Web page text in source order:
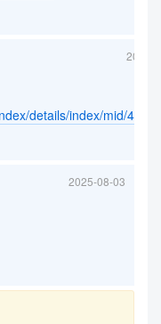
2025-
details/index/mid/
2025-08-03